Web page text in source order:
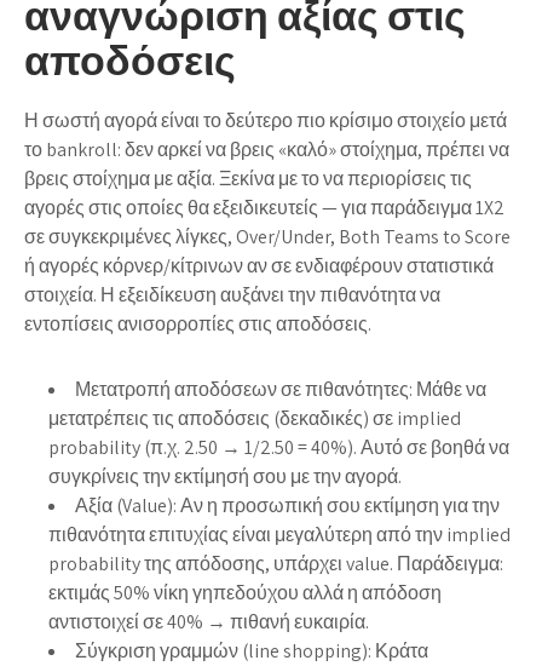
αναγνώριση αξίας στις
αποδόσεις
Η σωστή αγορά είναι το δεύτερο πιο κρίσιμο στοιχείο μετά
το bankroll: δεν αρκεί να βρεις «καλό» στοίχημα, πρέπει να
βρεις στοίχημα με αξία. Ξεκίνα με το να περιορίσεις τις
αγορές στις οποίες θα εξειδικευτείς — για παράδειγμα 1X2
σε συγκεκριμένες λίγκες, Over/Under, Both Teams to Score
ή αγορές κόρνερ/κίτρινων αν σε ενδιαφέρουν στατιστικά
στοιχεία. Η εξειδίκευση αυξάνει την πιθανότητα να
εντοπίσεις ανισορροπίες στις αποδόσεις.
Μετατροπή αποδόσεων σε πιθανότητες: Μάθε να
μετατρέπεις τις αποδόσεις (δεκαδικές) σε implied
probability (π.χ. 2.50 → 1/2.50 = 40%). Αυτό σε βοηθά να
συγκρίνεις την εκτίμησή σου με την αγορά.
Αξία (Value): Αν η προσωπική σου εκτίμηση για την
πιθανότητα επιτυχίας είναι μεγαλύτερη από την implied
probability της απόδοσης, υπάρχει value. Παράδειγμα:
εκτιμάς 50% νίκη γηπεδούχου αλλά η απόδοση
αντιστοιχεί σε 40% → πιθανή ευκαιρία.
Σύγκριση γραμμών (line shopping): Κράτα